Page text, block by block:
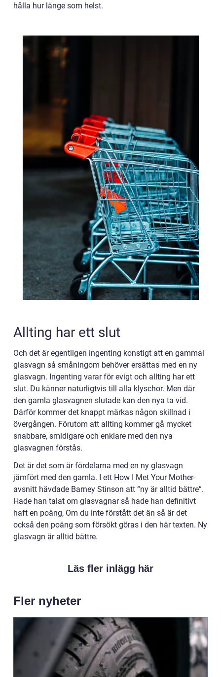
hålla hur länge som helst.
Allting har ett slut
Och det är egentligen ingenting konstigt att en gammal
glasvagn så småningom behöver ersättas med en ny
glasvagn. Ingenting varar för evigt och allting har ett
slut. Du känner naturligtvis till alla klyschor. Men där
den gamla glasvagnen slutade kan den nya ta vid.
Därför kommer det knappt märkas någon skillnad i
övergången. Förutom att allting kommer gå mycket
snabbare, smidigare och enklare med den nya
glasvagnen förstås.
Det är det som är fördelarna med en ny glasvagn
jämfört med den gamla. I ett How I Met Your Mother-
avsnitt hävdade Barney Stinson att “ny är alltid bättre”.
Hade han talat om glasvagnar så hade han definitivt
haft en poäng, Om du inte förstått det än så är det
också den poäng som försökt göras i den här texten. Ny
glasvagn är alltid bättre.
Läs fler inlägg här
Fler nyheter